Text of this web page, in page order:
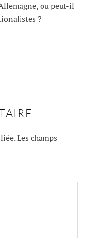
ou peut-il
?
Les champs